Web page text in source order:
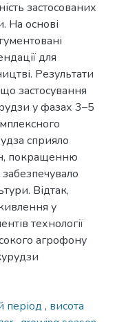
застосованих
На основі
для
Результати
застосування
у фазах 3–5
сприяло
покращенню
Відтак,
у
технології
агрофону
період , висота